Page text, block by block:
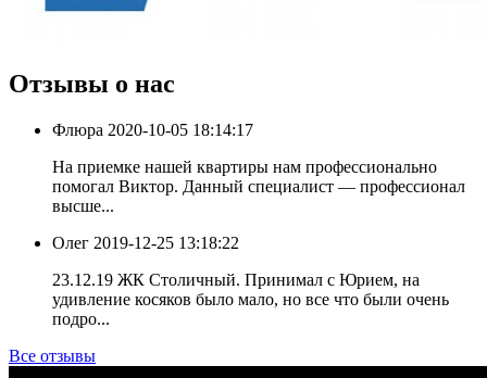
Отзывы о нас
Флюра 2020-10-05 18:14:17
На приемке нашей квартиры нам профессионально
помогал Виктор. Данный специалист — профессионал
высше...
Олег 2019-12-25 13:18:22
23.12.19 ЖК Столичный. Принимал с Юрием, на
удивление косяков было мало, но все что были очень
подро...
Все отзывы